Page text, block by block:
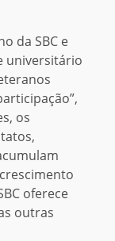
da SBC e
universitário
os
oferece
outras